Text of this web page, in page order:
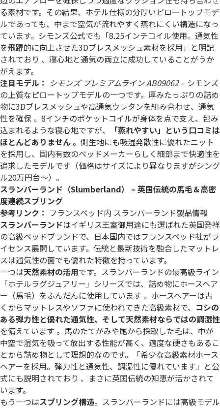
る素材です。その結果、ホテル仕様の分厚いピロートップモデ
ルであっても、中まで空気が流れやすく蒸れにくい構造になっ
ています。シモンズ公式でも「8.25インチコイル使用。通気性
を飛躍的に向上させた3Dブレスメッシュ素材を採用」と明記
されており 、寝心地と通気の両立に成功していることがうか
がえます。
注目モデル： シモンズ プレミアムライン AB09062– シモンズ
の上質なピロートップモデルの一つです。厚みたっぷりの詰め
物に3Dブレスメッシュや高通気ウレタンを組み合わせ、通気
性を確保 。8インチのポケットコイルが身体を点で支え、包み
込まれるような寝心地ですが、
「蒸れやすい」という口コミは
ほとんどありません 。側生地にも吸湿発散性に優れたニット
を採用し、国内有数のベッドメーカーらしく細部まで快適性を
追求したモデルです（価格はサイズにより異なりますがシング
ル20万円台～）。
スランバーランド（Slumberland） – 英国伝統の馬毛＆高密
度連続スプリング
参考リンク： フランスベッド内 スランバーランド製品情報
スランバーランドはイギリス王室御用達にも選ばれた英国発祥
の高級ベッドブランドで、日本国内ではフランスベッド社がラ
イセンス展開しています。伝統と最新技術を融合したマットレ
スは通気性の面でも優れた特徴を持っています。
一つは天然素材の活用です。スランバーランドの最高級ライン
「ホテルラグジュアリー」シリーズでは、詰め物にホースヘア
ー（馬毛）をふんだんに使用しています 。ホースヘアーは古
くからマットレスやソファに使われてきた高級素材で、 コシの
ある弾力性と優れた通気性、そして天然素材ならではの調湿性
を備えています 。馬のたてがみや尾から採取した毛は、中が
中空で湿気を吸って放出する性能が高く、適度な硬さもあるこ
とから詰め物として理想的なのです。「希少な高級素材ホース
ヘアーを採用。弾力性と通気性、調湿性に優れています」と公
式にも説明されており 、まさに英国伝統の知恵が活かされて
います。
もう一つはスプリング構造。スランバーランドには高級モデル